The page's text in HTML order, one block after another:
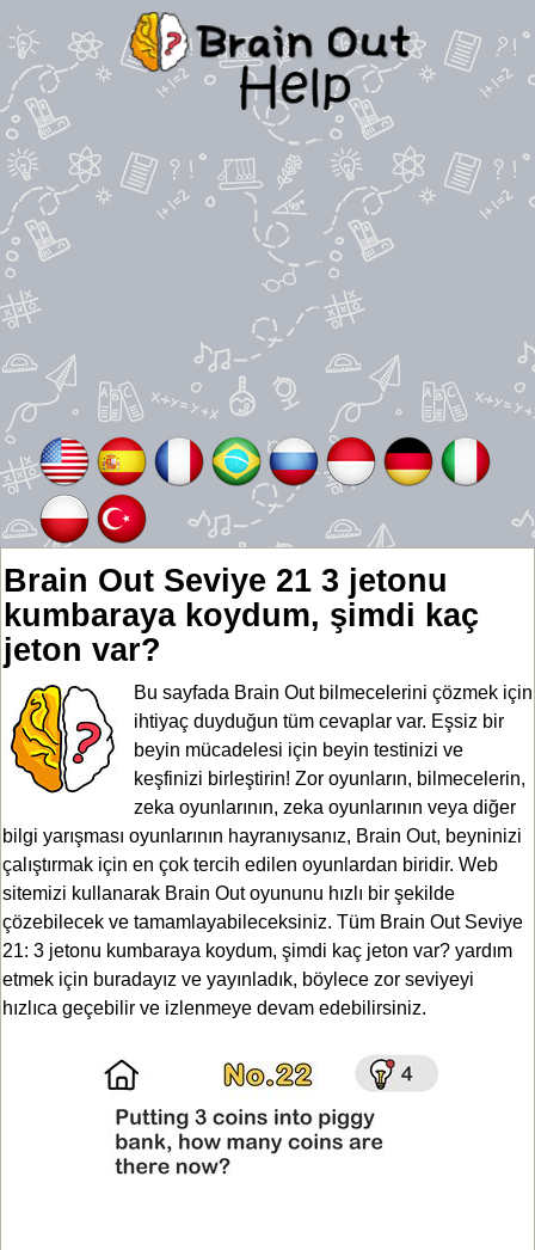
Brain Out Seviye 21 3 jetonu
kumbaraya koydum, şimdi kaç
jeton var?
Bu sayfada Brain Out bilmecelerini çözmek için
ihtiyaç duyduğun tüm cevaplar var. Eşsiz bir
beyin mücadelesi için beyin testinizi ve
keşfinizi birleştirin! Zor oyunların, bilmecelerin,
zeka oyunlarının, zeka oyunlarının veya diğer
bilgi yarışması oyunlarının hayranıysanız, Brain Out, beyninizi
çalıştırmak için en çok tercih edilen oyunlardan biridir. Web
sitemizi kullanarak Brain Out oyununu hızlı bir şekilde
çözebilecek ve tamamlayabileceksiniz. Tüm Brain Out Seviye
21: 3 jetonu kumbaraya koydum, şimdi kaç jeton var? yardım
etmek için buradayız ve yayınladık, böylece zor seviyeyi
hızlıca geçebilir ve izlenmeye devam edebilirsiniz.